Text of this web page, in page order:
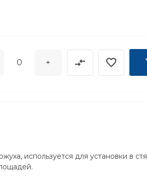
+
используется для установки в